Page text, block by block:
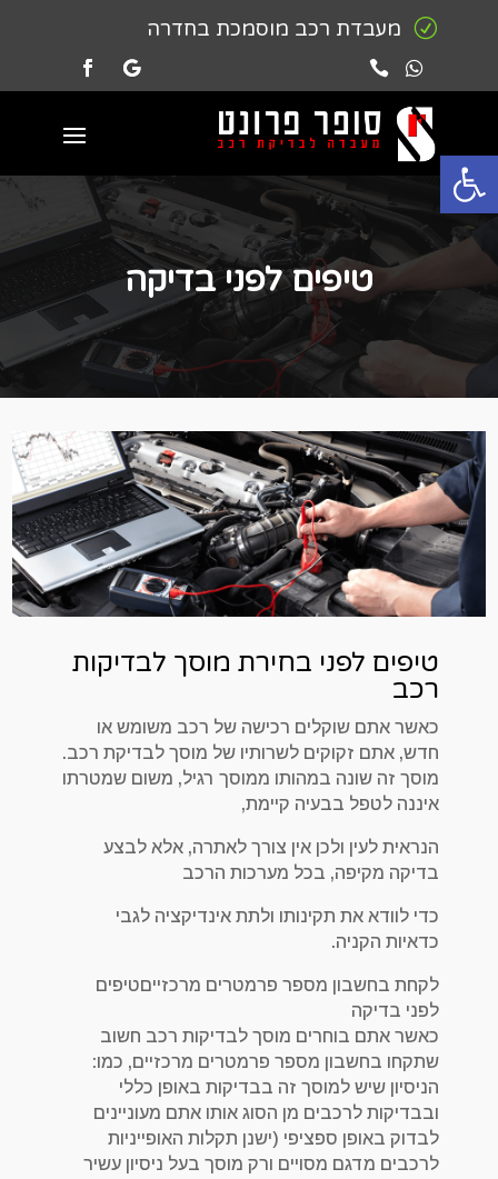
פתח סרגל נגישות
R מעבדת רכב מוסמכת בחדרה


טיפים לפני בדיקה
טיפים לפני בחירת מוסך לבדיקות
רכב
כאשר אתם שוקלים רכישה של רכב משומש או
חדש, אתם זקוקים לשרותיו של מוסך לבדיקת רכב.
מוסך זה שונה במהותו ממוסך רגיל, משום שמטרתו
איננה לטפל בבעיה קיימת,
הנראית לעין ולכן אין צורך לאתרה, אלא לבצע
בדיקה מקיפה, בכל מערכות הרכב
כדי לוודא את תקינותו ולתת אינדיקציה לגבי
כדאיות הקניה.
לקחת בחשבון מספר פרמטרים מרכזייםטיפים
לפני בדיקה
כאשר אתם בוחרים מוסך לבדיקות רכב חשוב
שתקחו בחשבון מספר פרמטרים מרכזיים, כמו:
הניסיון שיש למוסך זה בבדיקות באופן כללי
ובבדיקות לרכבים מן הסוג אותו אתם מעוניינים
לבדוק באופן ספציפי (ישנן תקלות האופייניות
לרכבים מדגם מסויים ורק מוסך בעל ניסיון עשיר